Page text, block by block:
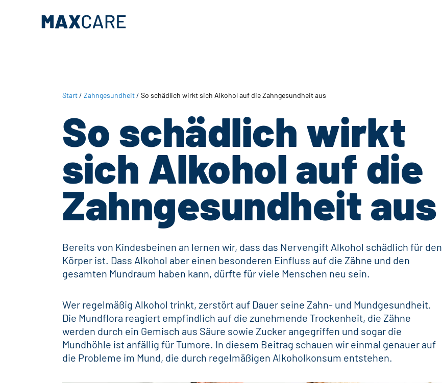
Start/ Zahngesundheit/ So schädlich wirkt sich Alkohol auf die Zahngesundheit aus
So schädlich wirkt
sich Alkohol auf die
Zahngesundheit aus
Bereits von Kindesbeinen an lernen wir, dass das Nervengift Alkohol schädlich für den
Körper ist. Dass Alkohol aber einen besonderen Einfluss auf die Zähne und den
gesamten Mundraum haben kann, dürfte für viele Menschen neu sein.
Wer regelmäßig Alkohol trinkt, zerstört auf Dauer seine Zahn- und Mundgesundheit.
Die Mundflora reagiert empfindlich auf die zunehmende Trockenheit, die Zähne
werden durch ein Gemisch aus Säure sowie Zucker angegriffen und sogar die
Mundhöhle ist anfällig für Tumore. In diesem Beitrag schauen wir einmal genauer auf
die Probleme im Mund, die durch regelmäßigen Alkoholkonsum entstehen.